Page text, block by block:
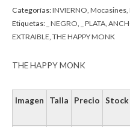
Categorías:INVIERNO Mocasines
Etiquetas: _ NEGRO _ PLATA
EXTRAIBLE THE HAPPY MONK
THE HAPPY MONK
Imagen Talla Precio Stock